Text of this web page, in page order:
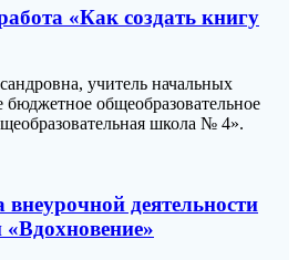
«Как создать книгу
учитель начальных
общеобразовательное
школа № 4».
деятельности
«Вдохновение»